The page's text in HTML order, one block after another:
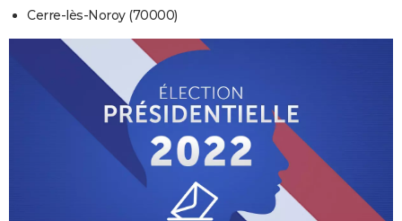
Cerre-lès-Noroy (70000)